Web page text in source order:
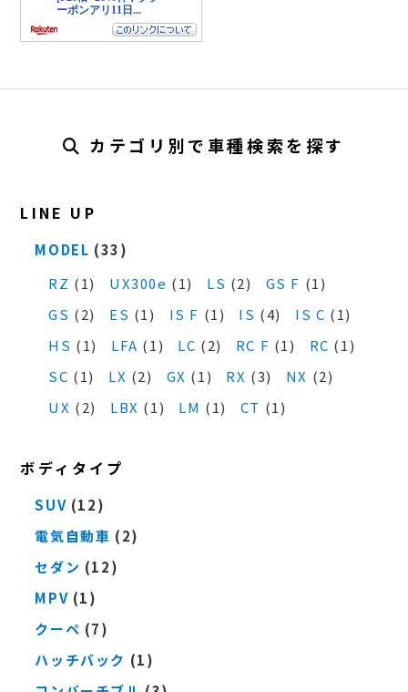
カテゴリ別で車種検索を探す
LINE UP
MODEL (33)
RZ (1) UX300e (1) LS (2) GS F (1)
GS (2) ES (1) IS F (1) IS (4) IS C (1)
HS (1) LFA (1) LC (2) RC F (1) RC (1)
SC (1) LX (2) GX (1) RX (3) NX (2)
UX (2) LBX (1) LM (1) CT (1)
ボディタイプ
SUV (12)
電気自動車 (2)
セダン (12)
MPV (1)
クーペ (7)
ハッチバック (1)